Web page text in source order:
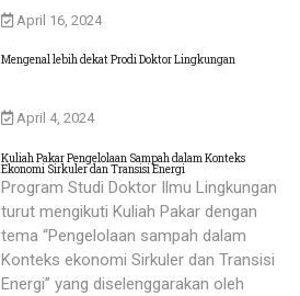
April 16, 2024
Mengenal lebih dekat Prodi Doktor Lingkungan
April 4, 2024
Kuliah Pakar Pengelolaan Sampah dalam Konteks
Ekonomi Sirkuler dan Transisi Energi
Program Studi Doktor Ilmu Lingkungan
turut mengikuti Kuliah Pakar dengan
tema “Pengelolaan sampah dalam
Konteks ekonomi Sirkuler dan Transisi
Energi” yang diselenggarakan oleh